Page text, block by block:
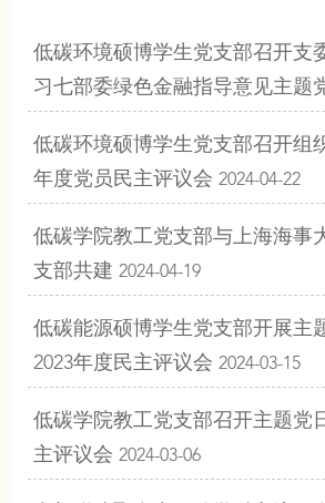
低碳环境硕博学生党支部召开支
习七部委绿色金融指导意见主题
低碳环境硕博学生党支部召开组
年度党员民主评议会 2024-04-22
低碳学院教工党支部与上海海事
支部共建 2024-04-19
低碳能源硕博学生党支部开展主
2023年度民主评议会 2024-03-15
低碳学院教工党支部召开主题党
主评议会 2024-03-06